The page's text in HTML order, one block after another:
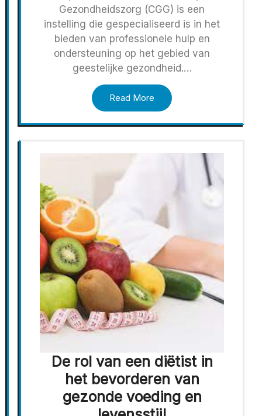
Gezondheidszorg (CGG) is een
instelling die gespecialiseerd is in het
bieden van professionele hulp en
ondersteuning op het gebied van
geestelijke gezondheid.…
Read More
De rol van een diëtist in
het bevorderen van
gezonde voeding en